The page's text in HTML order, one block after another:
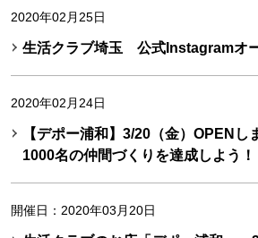
2020年02月25日
生活クラブ埼玉 公式Instagramオ
2020年02月24日
【デポー浦和】3/20（金）OPENし
1000名の仲間づくりを達成しよう！
開催日：2020年03月20日